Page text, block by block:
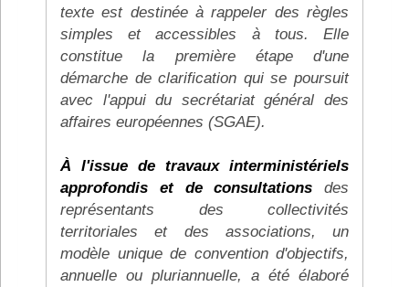
texte est destinée à rappeler des règles
simples et accessibles à tous. Elle
constitue la première étape d'une
démarche de clarification qui se poursuit
avec l'appui du secrétariat général des
affaires européennes (SGAE).
À l'issue de travaux interministériels
approfondis et de consultations des
représentants des collectivités
territoriales et des associations, un
modèle unique de convention d'objectifs,
annuelle ou pluriannuelle, a été élaboré